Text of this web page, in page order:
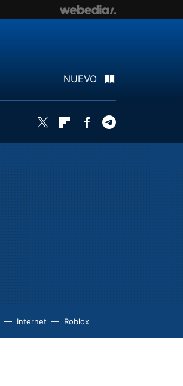
NUEVO
Twitter FlipboardFacebook
Internet Roblox